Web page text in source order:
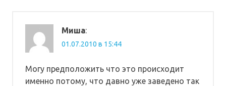
Миша:
01.07.2010 в 15:44
Могу предположить что это происходит
именно потому, что давно уже заведено так